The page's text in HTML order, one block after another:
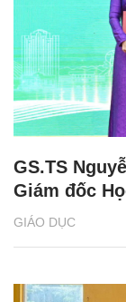
GIÁO DỤC
GS.TS
Giám đốc